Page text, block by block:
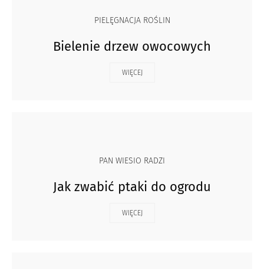
PIELĘGNACJA ROŚLIN
Bielenie drzew owocowych
WIĘCEJ
PAN WIESIO RADZI
Jak zwabić ptaki do ogrodu
WIĘCEJ